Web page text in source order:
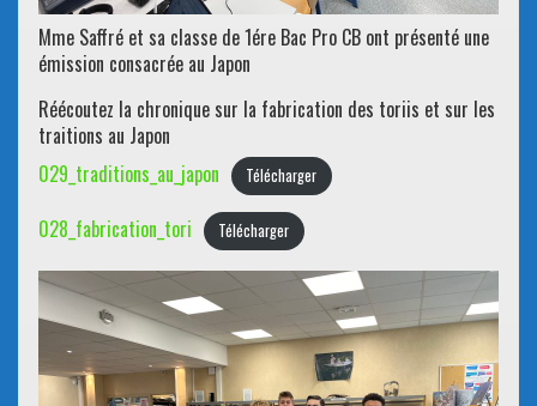
Mme Saffré et sa classe de 1ére Bac Pro CB ont présenté une
émission consacrée au Japon
Réécoutez la chronique sur la fabrication des toriis et sur les
traitions au Japon
029_traditions_au_japon
Télécharger
028_fabrication_tori Télécharger